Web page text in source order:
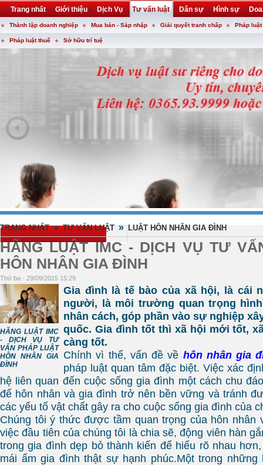
Trang nhất Giới thiệu Dịch Vụ Tư vấn luật Dân sự Hình sự
Khuyến mại Liên hệ forum utility
Thành lập doanh nghiệp Mua bán - Sáp nhập Giải quyết tranh chấp Pháp
Pháp luật thuế Sở hữu trí tuệ
TRANG NHẤT » TƯ VẤN LUẬT » LUẬT HÔN NHÂN GIA ĐÌNH
HÃNG LUẬT IMC - DỊCH VỤ TƯ
HÔN NHÂN GIA ĐÌNH
Thứ ba - 29/09/2015 15:29
HÃNG LUẬT IMC
- DỊCH VỤ TƯ
VẤN PHÁP LUẬT
HÔN NHÂN GIA
ĐÌNH
Gia đình là tế bào của xã hội, là cái
người, là môi trường quan trọng
nhân cách, góp phần vào sự nghiệp
quốc. Gia đình tốt thì xã hội mới tốt,
càng tốt.
Chính vì thế, vấn đề về hôn nhân gia
pháp luật quan tâm đặc biệt. Việc xác
hệ liên quan đến cuộc sống gia đình một cách chu
để hôn nhân và gia đình trở nên bền vững và tránh
các yếu tố vật chất gây ra cho cuộc sống gia đình của
Chúng tôi ý thức được tầm quan trọng của hôn nhân
việc đầu tiên của chúng tôi là chia sẽ, động viên hàn
trong gia đình dẹp bỏ thành kiến để hiểu rõ nhau
mái ấm gia đình thật sự hạnh phúc.Một trong những